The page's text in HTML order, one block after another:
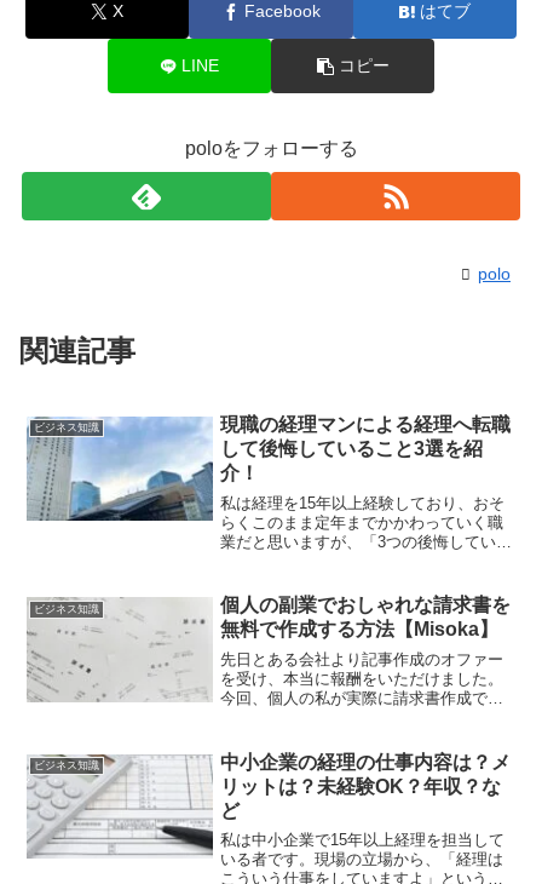
X Facebook はてブ
LINE コピー
poloをフォローする
polo
関連記事
ビジネス知識
現職の経理マンによる経理へ転職
して後悔していること3選を紹
介！
私は経理を15年以上経験しており、おそ
らくこのまま定年までかかわっていく職
業だと思いますが、「3つの後悔している
なって数年という若い方などの参考にな
ればと思います。
ビジネス知識
個人の副業でおしゃれな請求書を
無料で作成する方法【Misoka】
先日とある会社より記事作成のオファー
を受け、本当に報酬をいただけました。
今回、個人の私が実際に請求書作成で利
求書作ったのか、その方法をご紹介した
いと思います。
ビジネス知識
中小企業の経理の仕事内容は？メ
リットは？未経験OK？年収？な
ど
私は中小企業で15年以上経理を担当して
いる者です。現場の立場から、「経理は
こういう仕事をしていますよ」というの